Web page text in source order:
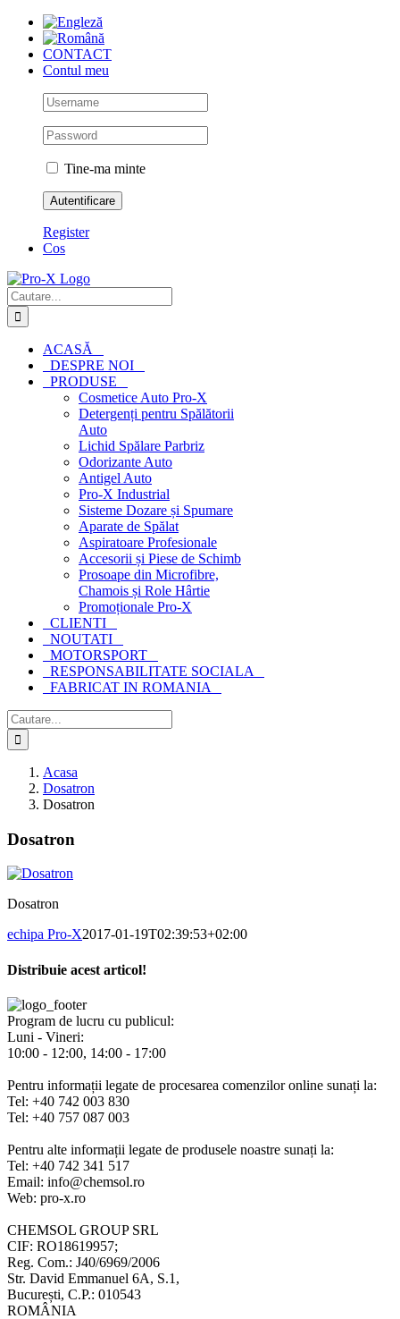
Skip
contentCONTACT
Contul meu
Tine-ma minte
Register
Cos
Cautare...
ACASĂ
DESPRE NOI
PRODUSE
Cosmetice Auto Pro-X
Detergenți pentru Spălătorii
Auto
Lichid Spălare Parbriz
Odorizante Auto
Antigel Auto
Pro-X Industrial
Sisteme Dozare și Spumare
Aparate de Spălat
Aspiratoare Profesionale
Accesorii și Piese de Schimb
Prosoape din Microfibre,
Chamois și Role Hârtie
Promoționale Pro-X
CLIENTI
NOUTATI
MOTORSPORT
RESPONSABILITATE SOCIALA
FABRICAT IN ROMANIA
Cautare...
Acasa
Dosatron
Dosatron
Dosatron
Dosatron
echipa Pro-X2017-01-19T02:39:53+02:00
Distribuie acest articol!
Facebook
X
Pinterest
E-
mail:
Program de lucru cu publicul:
Luni - Vineri:
10:00 - 12:00, 14:00 - 17:00
Pentru informații legate de procesarea comenzilor online sunați la:
Tel: +40 742 003 830
Tel: +40 757 087 003
Pentru alte informații legate de produsele noastre sunați la:
Tel: +40 742 341 517
Email: info@chemsol.ro
Web: pro-x.ro
CHEMSOL GROUP SRL
CIF: RO18619957;
Reg. Com.: J40/6969/2006
Str. David Emmanuel 6A, S.1,
București, C.P.: 010543
ROMÂNIA